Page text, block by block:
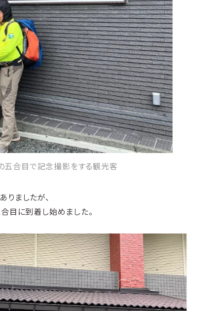
五合目で記念撮影をする観光客
ましたが、
目に到着し始めました。